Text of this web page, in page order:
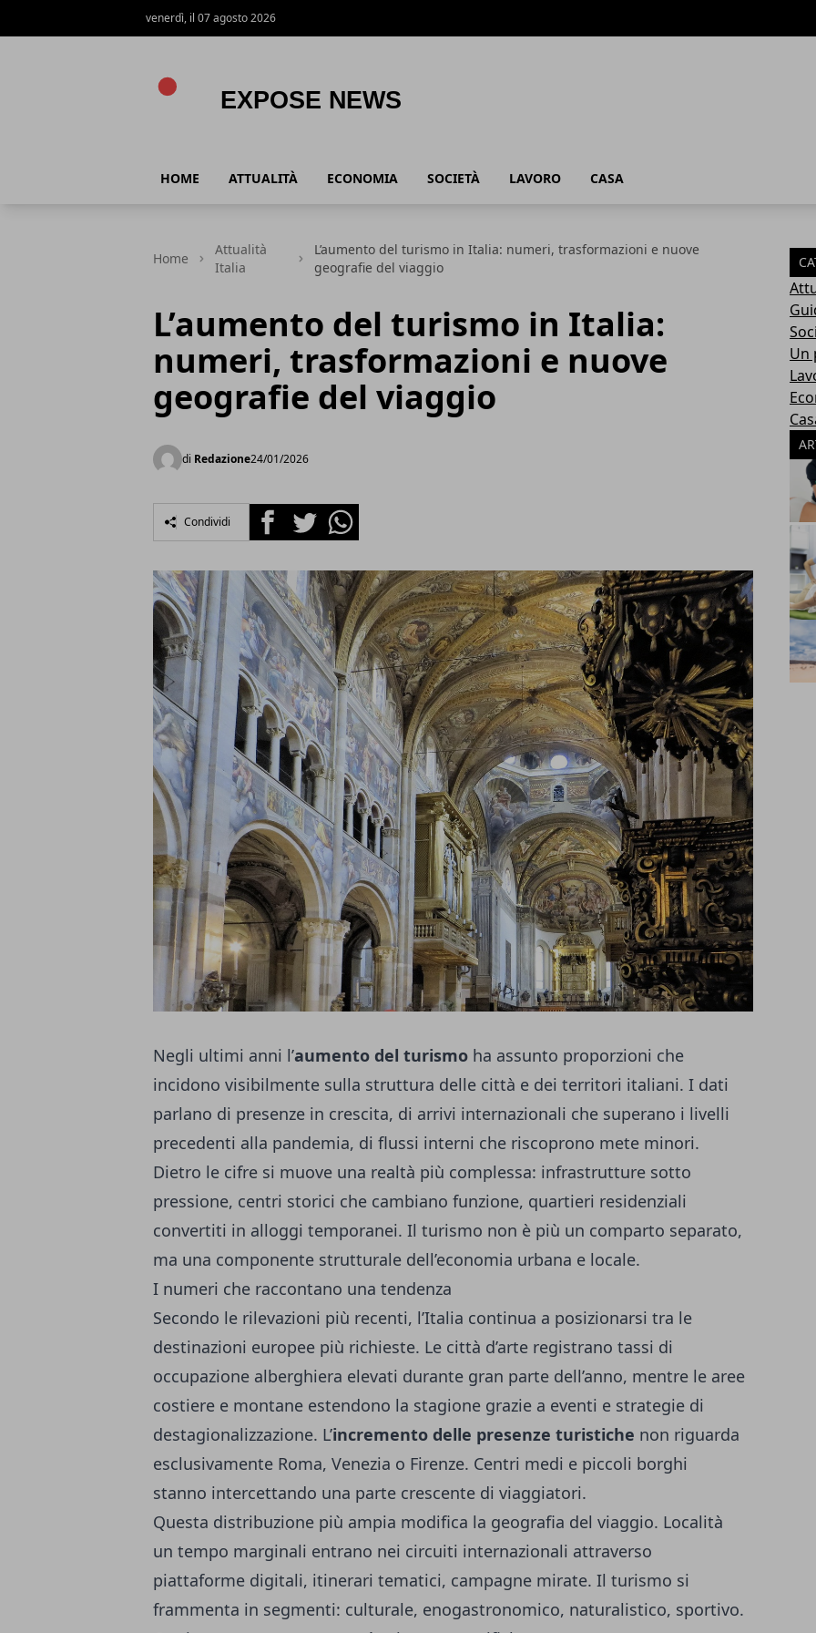
venerdì, il 07 agosto 2026
HOME ATTUALITÀ ECONOMIA SOCIETÀ LAVORO CASA
Home
Attualità
Italia
L’aumento del turismo in Italia: numeri, trasformazioni e nuove
geografie del viaggio
L’aumento del turismo in Italia:
numeri, trasformazioni e nuove
geografie del viaggio
di Redazione24/01/2026
Condividi FacebookTwitterWhatsapp
Negli ultimi anni l’aumento del turismo ha assunto proporzioni che
incidono visibilmente sulla struttura delle città e dei territori italiani. I dati
parlano di presenze in crescita, di arrivi internazionali che superano i livelli
precedenti alla pandemia, di flussi interni che riscoprono mete minori.
Dietro le cifre si muove una realtà più complessa: infrastrutture sotto
pressione, centri storici che cambiano funzione, quartieri residenziali
convertiti in alloggi temporanei. Il turismo non è più un comparto separato,
ma una componente strutturale dell’economia urbana e locale.
I numeri che raccontano una tendenza
Secondo le rilevazioni più recenti, l’Italia continua a posizionarsi tra le
destinazioni europee più richieste. Le città d’arte registrano tassi di
occupazione alberghiera elevati durante gran parte dell’anno, mentre le aree
costiere e montane estendono la stagione grazie a eventi e strategie di
destagionalizzazione. L’incremento delle presenze turistiche non riguarda
esclusivamente Roma, Venezia o Firenze. Centri medi e piccoli borghi
stanno intercettando una parte crescente di viaggiatori.
Questa distribuzione più ampia modifica la geografia del viaggio. Località
un tempo marginali entrano nei circuiti internazionali attraverso
piattaforme digitali, itinerari tematici, campagne mirate. Il turismo si
frammenta in segmenti: culturale, enogastronomico, naturalistico, sportivo.
Un